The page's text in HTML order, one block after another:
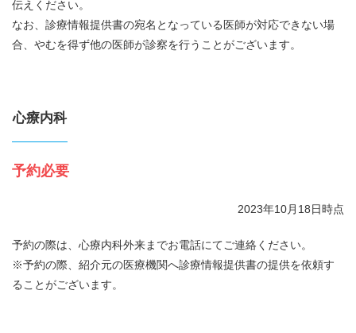
伝えください。
なお、診療情報提供書の宛名となっている医師が対応できない場
合、やむを得ず他の医師が診察を行うことがございます。
心療内科
予約必要
2023年10月18日時点
予約の際は、心療内科外来までお電話にてご連絡ください。
※予約の際、紹介元の医療機関へ診療情報提供書の提供を依頼す
ることがございます。